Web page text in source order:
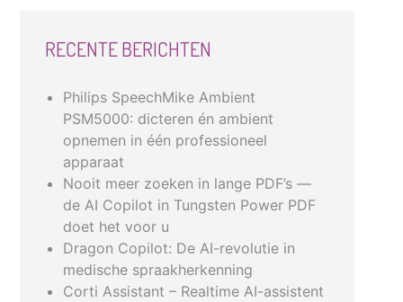
RECENTE BERICHTEN
Philips SpeechMike Ambient
PSM5000: dicteren én ambient
opnemen in één professioneel
apparaat
Nooit meer zoeken in lange PDF’s —
de AI Copilot in Tungsten Power PDF
doet het voor u
Dragon Copilot: De AI-revolutie in
medische spraakherkenning
Corti Assistant – Realtime AI-assistent